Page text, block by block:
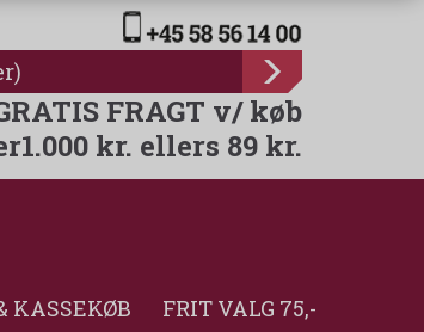
)
FRAGT v/ køb
kr. ellers 89 kr.
KASSEKØB FRIT VALG 75,-